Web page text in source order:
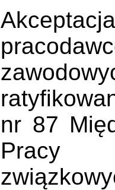
nr 87
Pracy